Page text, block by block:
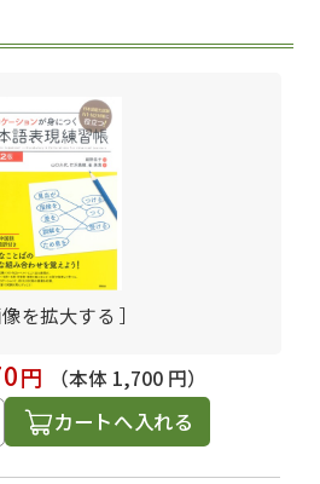
像を拡大する ］
円
（本体 1,700 円）
カートへ入れる